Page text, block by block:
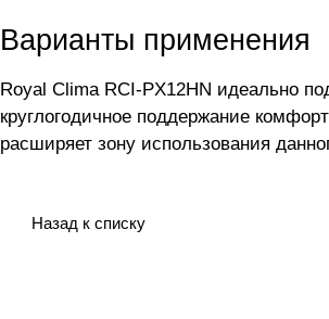
Варианты применения
Royal Clima RCI-PX12HN идеально
круглогодичное поддержание
расширяет зону использования
Назад к списку